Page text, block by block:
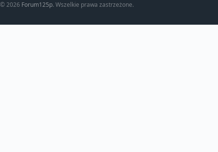
© 2026 Forum125p. Wszelkie prawa zastrzeżone.